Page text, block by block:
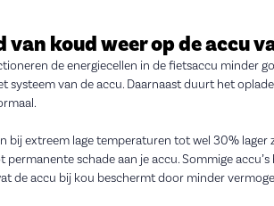
van koud weer op de accu
de energiecellen in de fietsaccu minder
systeem van de accu. Daarnaast duurt het
bij extreem lage temperaturen tot wel 30%
permanente schade aan je accu. Sommige
de accu bij kou beschermt door minder